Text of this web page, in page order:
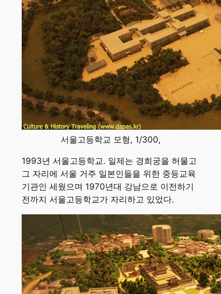
서울고등학교 모형, 1/300,
1993년 서울고등학교. 일제는 경희궁을 허물고
그 자리에 서울 거주 일본인들을 위한 중등교육
기관인 세웠으며 1970년대 강남으로 이전하기
전까지 서울고등학교가 자리하고 있었다.